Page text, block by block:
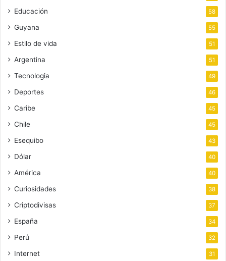
Educación 58
Guyana 55
Estilo de vida 51
Argentina 51
Tecnologia 49
Deportes 46
Caribe 45
Chile 45
Esequibo 43
Dólar 40
América 40
Curiosidades 38
Criptodivisas 37
España 34
Perú 32
Internet 31